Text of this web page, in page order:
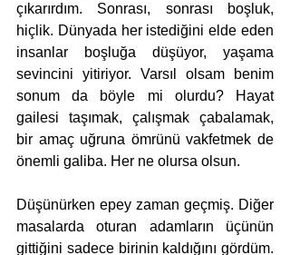
çıkarırdım. Sonrası, sonrası boşluk,
hiçlik. Dünyada her istediğini elde eden
insanlar boşluğa düşüyor, yaşama
sevincini yitiriyor. Varsıl olsam benim
sonum da böyle mi olurdu? Hayat
gailesi taşımak, çalışmak çabalamak,
bir amaç uğruna ömrünü vakfetmek de
önemli galiba. Her ne olursa olsun.
Düşünürken epey zaman geçmiş. Diğer
masalarda oturan adamların üçünün
gittiğini sadece birinin kaldığını gördüm.